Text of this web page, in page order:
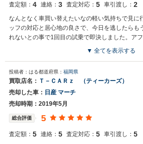
査定額： 4 連絡： 3 査定対応： 5 車引渡し： 2
なんとなく車買い替えたいなの軽い気持ちで見に
ッフの対応と居心地の良さで、今日を逃したらも
れないとの事で1回目の試乗で即決しました。ア
ィーラーさんで良かったと感じてます。
▼ 全てを表示する
投稿者：はる都道府県： 福岡県
買取店名： Ｔ－ＣＡＲｚ （ティーカーズ）
売却した車： 日産 マーチ
売却時期：2019年5月
総合評価 5
査定額： 5 連絡： 5 査定対応： 5 車引渡し： 5